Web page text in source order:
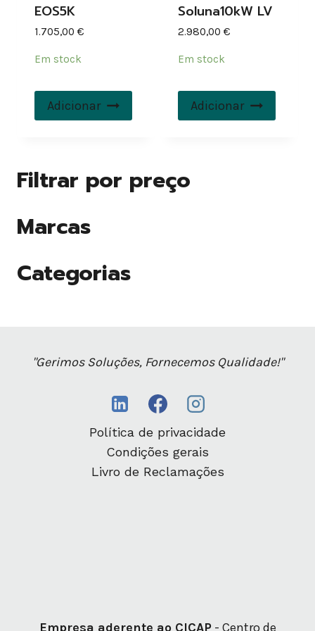
EOS5K
1.705,00 €
Em stock
Adicionar
Soluna10kW LV
2.980,00 €
Em stock
Adicionar
Filtrar por preço
Marcas
Categorias
"Gerimos Soluções, Fornecemos Qualidade!"
Política de privacidade
Condições gerais
Livro de Reclamações
Empresa aderente ao CICAP - Centro de